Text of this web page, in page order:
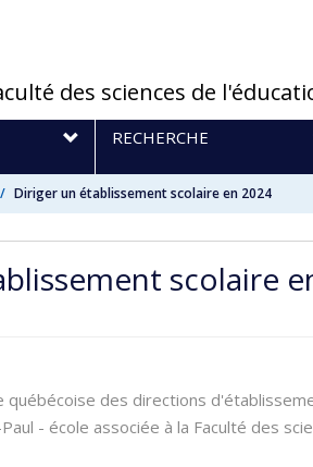
des sciences de
RECHERCHE
Diriger un établissement scolaire en 2024
scolaire
québécoise des directions
- école associée à la Faculté des